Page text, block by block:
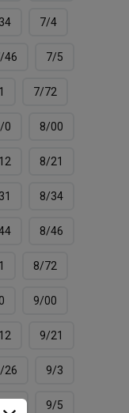
7/4
46 7/5
7/72
0 8/00
8/21
8/34
8/46
8/72
9/00
9/21
26 9/3
9/5